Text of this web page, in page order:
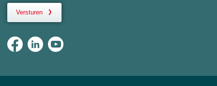
Versturen